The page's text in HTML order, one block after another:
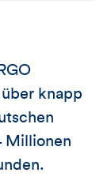
knapp
Millionen